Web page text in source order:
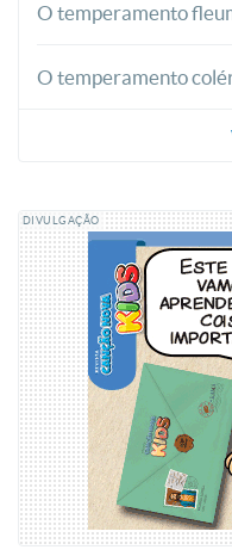
O temperamento
O temperamento
DIVULGAÇÃO